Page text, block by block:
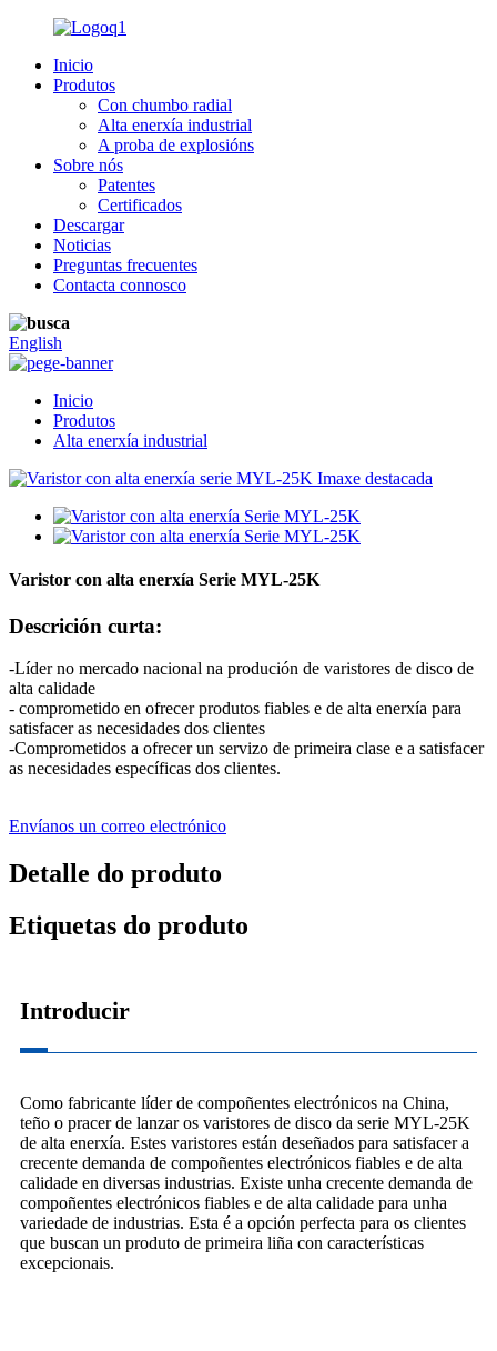
Inicio
Produtos
Con chumbo radial
Alta enerxía industrial
A proba de explosións
Sobre nós
Patentes
Certificados
Descargar
Noticias
Preguntas frecuentes
Contacta connosco
English
Inicio
Produtos
Alta enerxía industrial
Varistor con alta enerxía Serie MYL-25K
Descrición curta:
-Líder no mercado nacional na produción de varistores de disco de
alta calidade
- comprometido en ofrecer produtos fiables e de alta enerxía para
satisfacer as necesidades dos clientes
-Comprometidos a ofrecer un servizo de primeira clase e a satisfacer
as necesidades específicas dos clientes.
Envíanos un correo electrónico
Detalle do produto
Etiquetas do produto
Introducir
Como fabricante líder de compoñentes electrónicos na China,
teño o pracer de lanzar os varistores de disco da serie MYL-25K
de alta enerxía. Estes varistores están deseñados para satisfacer a
crecente demanda de compoñentes electrónicos fiables e de alta
calidade en diversas industrias. Existe unha crecente demanda de
compoñentes electrónicos fiables e de alta calidade para unha
variedade de industrias. Esta é a opción perfecta para os clientes
que buscan un produto de primeira liña con características
excepcionais.